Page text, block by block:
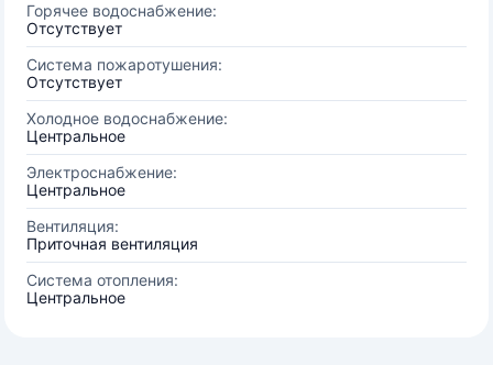
Горячее водоснабжение:
Отсутствует
Система пожаротушения:
Отсутствует
Холодное водоснабжение:
Центральное
Электроснабжение:
Центральное
Вентиляция:
Приточная вентиляция
Система отопления:
Центральное